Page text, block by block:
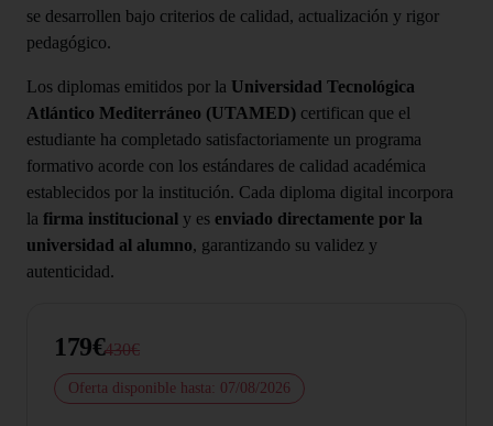
se desarrollen bajo criterios de calidad, actualización y rigor
pedagógico.
Los diplomas emitidos por la Universidad Tecnológica
Atlántico Mediterráneo (UTAMED) certifican que el
estudiante ha completado satisfactoriamente un programa
formativo acorde con los estándares de calidad académica
establecidos por la institución. Cada diploma digital incorpora
la firma institucional y es enviado directamente por la
universidad al alumno, garantizando su validez y
autenticidad.
179€430€
Oferta disponible hasta: 07/08/2026